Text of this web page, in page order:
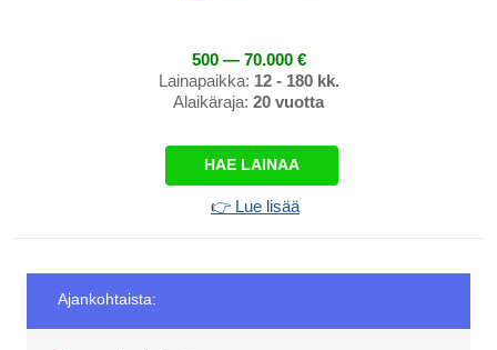
500 — 70.000 €
Lainapaikka: 12 - 180 kk.
Alaikäraja: 20 vuotta
HAE LAINAA
👉 Lue lisää
Ajankohtaista: